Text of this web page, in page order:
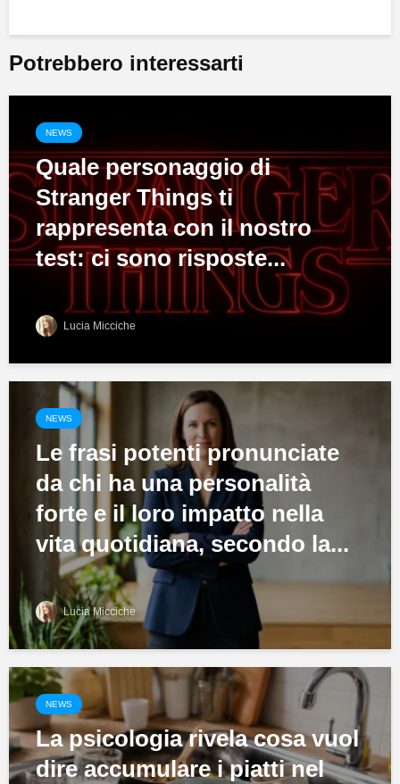
Potrebbero interessarti
NEWS
Quale personaggio di
Stranger Things ti
rappresenta con il nostro
test: ci sono risposte...
Lucia Micciche
NEWS
Le frasi potenti pronunciate
da chi ha una personalità
forte e il loro impatto nella
vita quotidiana, secondo la...
Lucia Micciche
NEWS
La psicologia rivela cosa vuol
dire accumulare i piatti nel